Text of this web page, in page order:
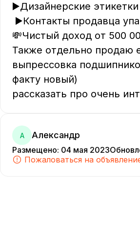
▶️Дизайнерские
💸Чистый доход от 500
Также отдельно продаю
выпрессовка
факту новый)
рассказать про очень
А Александр
Размещено: 04 мая 2023
Пожаловаться на